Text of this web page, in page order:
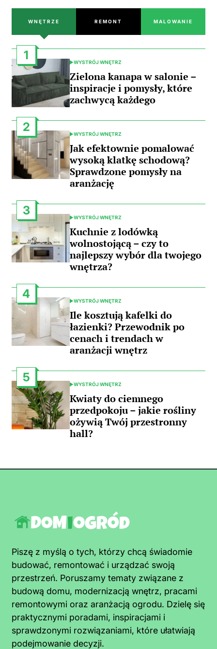
WNĘTRZE REMONT MALOWANIE
1
POSTED
IN
WYSTRÓJ WNĘTRZ
Zielona kanapa w salonie –
inspiracje i pomysły, które
zachwycą każdego
2
POSTED
IN
WYSTRÓJ WNĘTRZ
Jak efektownie pomalować
wysoką klatkę schodową?
Sprawdzone pomysły na
aranżację
3
POSTED
IN
WYSTRÓJ WNĘTRZ
Kuchnie z lodówką
wolnostojącą – czy to
najlepszy wybór dla twojego
wnętrza?
4
POSTED
IN
WYSTRÓJ WNĘTRZ
Ile kosztują kafelki do
łazienki? Przewodnik po
cenach i trendach w
aranżacji wnętrz
5
POSTED
IN
WYSTRÓJ WNĘTRZ
Kwiaty do ciemnego
przedpokoju – jakie rośliny
ożywią Twój przestronny
hall?
Piszę z myślą o tych, którzy chcą świadomie
budować, remontować i urządzać swoją
przestrzeń. Poruszamy tematy związane z
budową domu, modernizacją wnętrz, pracami
remontowymi oraz aranżacją ogrodu. Dzielę się
praktycznymi poradami, inspiracjami i
sprawdzonymi rozwiązaniami, które ułatwiają
podejmowanie decyzji.